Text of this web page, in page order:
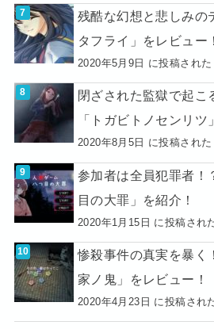
残酷な幻想と悲しみの
タフライ」をレビュー！
2020年5月9日 に投稿された
閉ざされた監獄で起こ
「トガビトノセンリツ
2020年8月5日 に投稿された
参加者は全員犯罪者
目の大罪」を紹介！
2020年1月15日 に投稿され
惨殺事件の真実を暴く
家ノ鬼」をレビュー！
2020年4月23日 に投稿され